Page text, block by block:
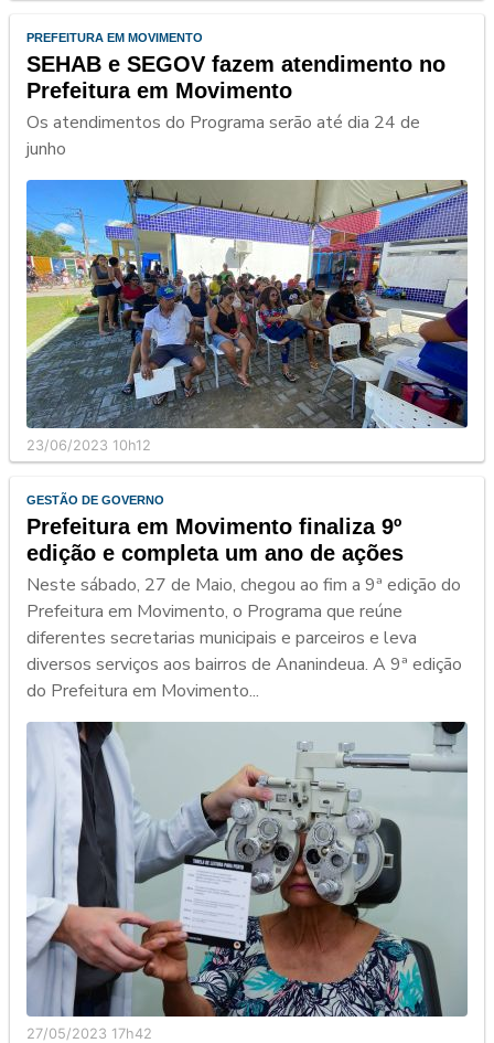
PREFEITURA EM MOVIMENTO
SEHAB e SEGOV fazem atendimento no
Prefeitura em Movimento
Os atendimentos do Programa serão até dia 24 de
junho
23/06/2023 10h12
GESTÃO DE GOVERNO
Prefeitura em Movimento finaliza 9º
edição e completa um ano de ações
Neste sábado, 27 de Maio, chegou ao fim a 9ª edição do
Prefeitura em Movimento, o Programa que reúne
diferentes secretarias municipais e parceiros e leva
diversos serviços aos bairros de Ananindeua. A 9ª edição
do Prefeitura em Movimento...
27/05/2023 17h42